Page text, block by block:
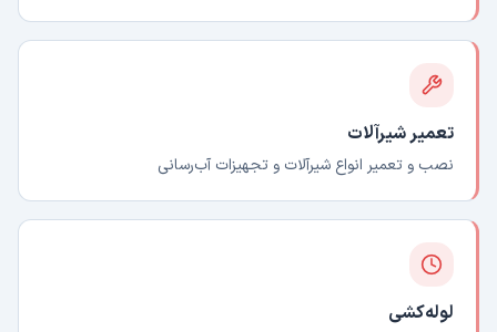
تعمیر شیرآلات
نصب و تعمیر انواع شیرآلات و تجهیزات آب‌رسانی
لوله‌کشی